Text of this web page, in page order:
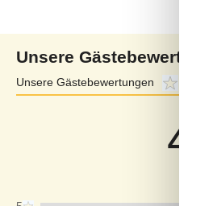
Unsere
Unsere Gästebewertungen
4,7